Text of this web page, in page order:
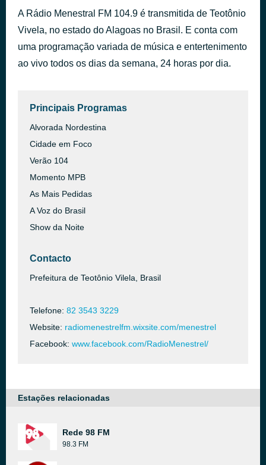
A Rádio Menestral FM 104.9 é transmitida de Teotônio
Vivela, no estado do Alagoas no Brasil. E conta com
uma programação variada de música e entertenimento
ao vivo todos os dias da semana, 24 horas por dia.
Principais Programas
Alvorada Nordestina
Cidade em Foco
Verão 104
Momento MPB
As Mais Pedidas
A Voz do Brasil
Show da Noite
Contacto
Prefeitura de Teotônio Vilela, Brasil
Telefone: 82 3543 3229
Website: radiomenestrelfm.wixsite.com/menestrel
Facebook: www.facebook.com/RadioMenestrel/
Estações relacionadas
Rede 98 FM
98.3 FM